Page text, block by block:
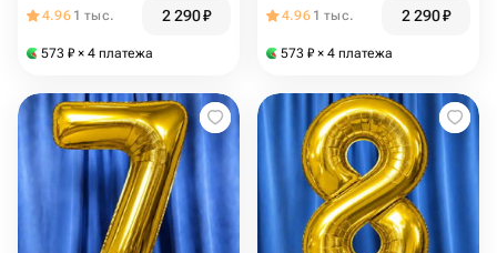
4.96 1 тыс. 2 290₽
573 ₽ × 4 платежа
4.96 1 тыс. 2 290₽
573 ₽ × 4 платежа